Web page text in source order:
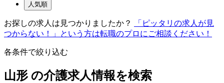
人気順
お探しの求人は見つかりましたか？
「ピッタリの求人が見
つからない！」という方は転職のプロにご相談ください！
各条件で絞り込む
山形 の介護求人情報を検索